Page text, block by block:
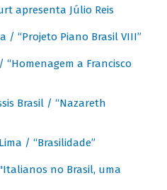
apresenta Júlio Reis
/ “Projeto Piano Brasil VIII”
“Homenagem a Francisco
Brasil / “Nazareth
/ “Brasilidade”
no Brasil, uma